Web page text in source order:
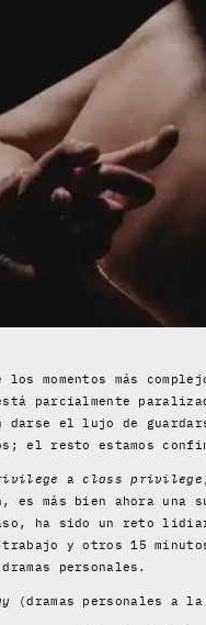
los momentos más
está parcialmente
darse el lujo de
el resto estamos
aclass privilege
es más bien ahora
ha sido un reto
trabajo y otros 15
personales.
(dramas personales a